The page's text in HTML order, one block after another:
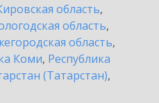
область,
область,
область,
Коми, Республика
(Татарстан),